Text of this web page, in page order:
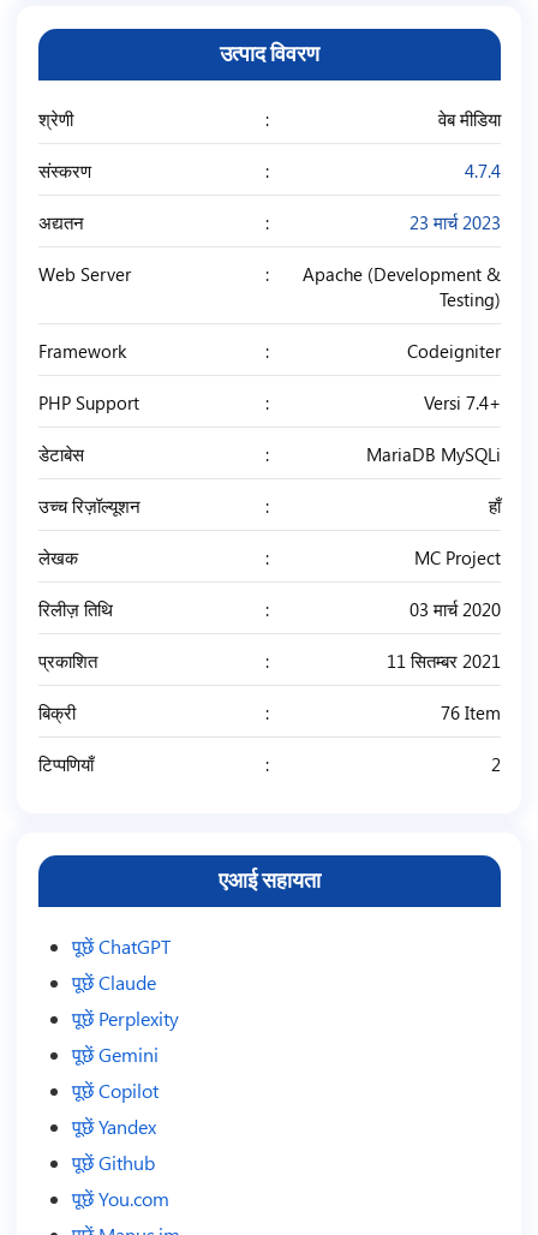
उत्पाद विवरण
श्रेणी वेब मीडिया
संस्करण 4.7.4
अद्यतन 23 मार्च 2023
Web Server
Apache (Development &
Testing)
Framework Codeigniter
PHP Support Versi 7.4+
डेटाबेस MariaDB MySQLi
उच्च रिज़ॉल्यूशन हाँ
लेखक MC Project
रिलीज़ तिथि 03 मार्च 2020
प्रकाशित 11 सितम्बर 2021
बिक्री 76 Item
टिप्पणियाँ 2
एआई सहायता
पूछें ChatGPT
पूछें Claude
पूछें Perplexity
पूछें Gemini
पूछें Copilot
पूछें Yandex
पूछें Github
पूछें You.com